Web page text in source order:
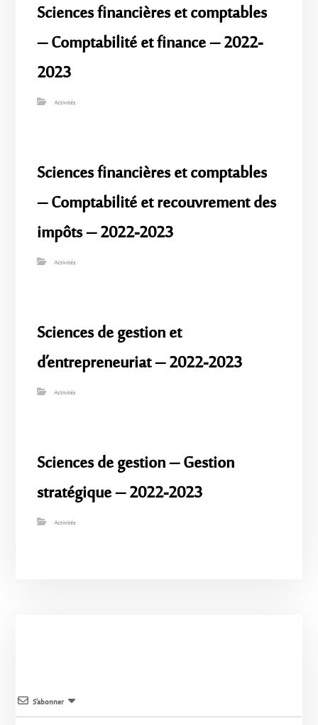
Sciences financières et comptables
– Comptabilité et finance – 2022-
2023
Activités
Sciences financières et comptables
– Comptabilité et recouvrement des
impôts – 2022-2023
Activités
Sciences de gestion et
d’entrepreneuriat – 2022-2023
Activités
Sciences de gestion – Gestion
stratégique – 2022-2023
Activités
S’abonner